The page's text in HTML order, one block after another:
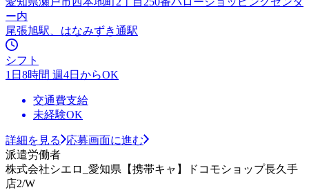
ー内
尾張旭駅、はなみずき通駅
シフト
1日8時間 週4日からOK
交通費支給
未経験OK
詳細を見る
応募画面に進む
派遣労働者
株式会社シエロ_愛知県【携帯キャ】ドコモショップ長久手
店2/W